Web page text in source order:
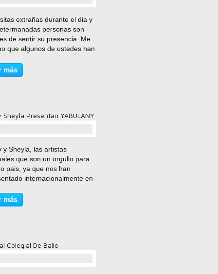
extrañas durante el dia y
personas son
de sentir su presencia. Me
que algunos de ustedes han
de una manera rápida,
en una fracción de segundo.
más
Sheyla Presentan YABULANY
y Sheyla, las artistas
que son un orgullo para
pais, ya que nos han
internacionalmente en
han puesto el nombre de
en lo mas alto... en esta
más
Colegial De Baile